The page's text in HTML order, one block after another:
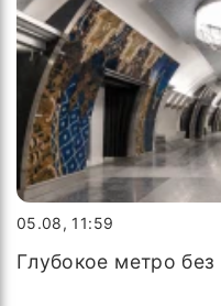
05.08, 11:59
Глубокое метро без